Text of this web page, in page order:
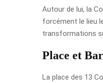
Autour de lui, la
forcément le lieu
transformations
Place et
La place des 13